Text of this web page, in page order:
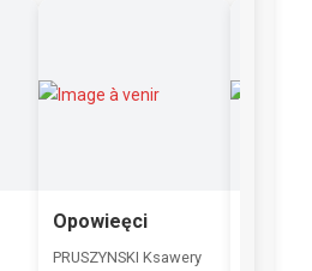
Opowieęci
PRUSZYNSKI Ksawery